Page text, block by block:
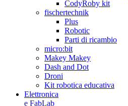
CodyRoby kit
fischertechnik
Plus
Robotic
Parti di ricambio
micro:bit
Makey Makey
Dash and Dot
Droni
Kit robotica educativa
Elettronica
e FabLab